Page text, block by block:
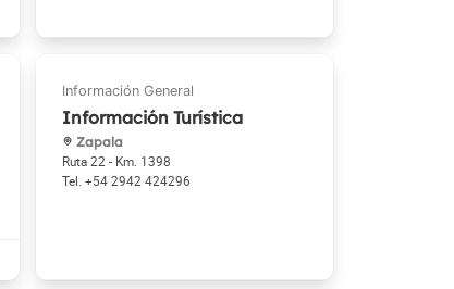
Información Turística
Zapala
Ruta 22 - Km. 1398
+54 2942 424296